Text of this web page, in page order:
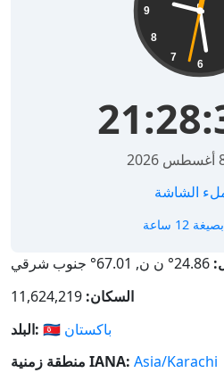
6
7
8
9
12 ساعة
السكان:
البلد: 🇵🇰 باكستان
منطقة زمنية IANA: Asia/Karachi